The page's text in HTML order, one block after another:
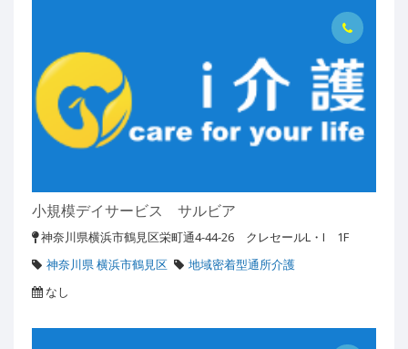
小規模デイサービス サルビア
神奈川県横浜市鶴見区栄町通4-44-26 クレセールL・I 1F
神奈川県 横浜市鶴見区
地域密着型通所介護
なし